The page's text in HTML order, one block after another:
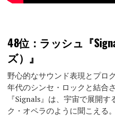
48位 ：ラッシュ『
ズ）』
野心的なサウンド表現とプロ
年代のシンセ・ロックと結合
『Signals』は、宇宙で展開
ク・オペラのように聞こえる。